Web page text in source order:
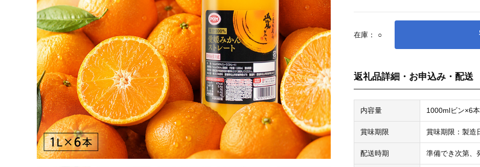
在庫： ○
返礼品詳細・お申込み・配送
内容量 1000mlビン×6本
賞味期限 賞味期限：製造
配送時期 準備でき次第、